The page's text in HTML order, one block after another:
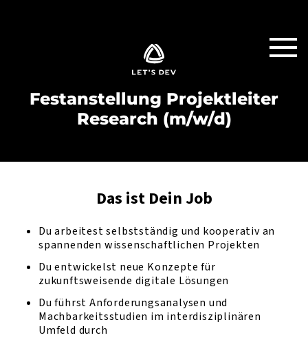
Festanstellung Projektleiter
Research (m/w/d)
Das ist Dein Job
Du arbeitest selbstständig und kooperativ an
spannenden wissenschaftlichen Projekten
Du entwickelst neue Konzepte für
zukunftsweisende digitale Lösungen
Du führst Anforderungsanalysen und
Machbarkeitsstudien im interdisziplinären
Umfeld durch